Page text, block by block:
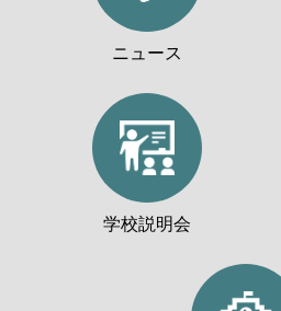
ニュース
学校説明会